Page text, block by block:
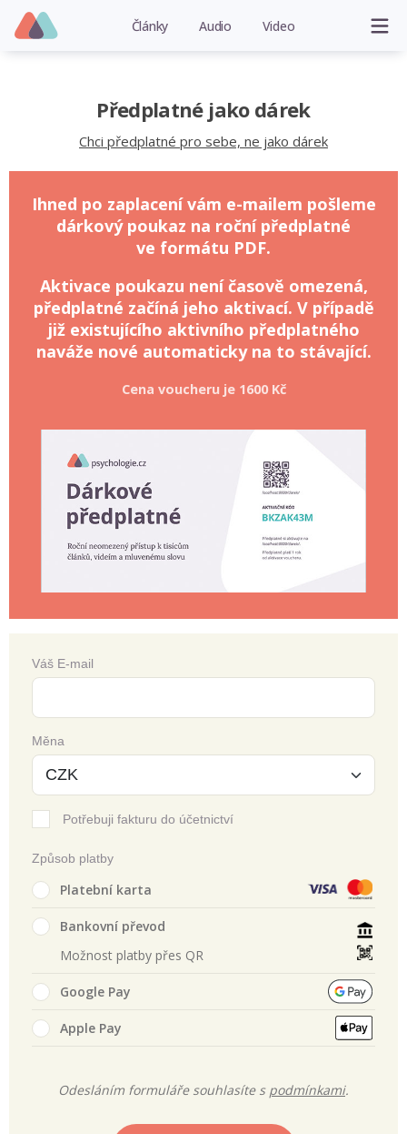
Články Audio Video
Předplatné jako dárek
Chci předplatné pro sebe, ne jako dárek
Ihned po zaplacení vám e-mailem pošleme
dárkový poukaz na roční předplatné
ve formátu PDF.
Aktivace poukazu není časově omezená,
předplatné začíná jeho aktivací. V případě
již existujícího aktivního předplatného
naváže nové automaticky na to stávající.
Cena voucheru je 1600 Kč
Váš E-mail
Měna
Potřebuji fakturu do účetnictví
Způsob platby
Platební karta
Bankovní převod
Možnost platby přes QR
Google Pay
Apple Pay
Odesláním formuláře souhlasíte s podmínkami.